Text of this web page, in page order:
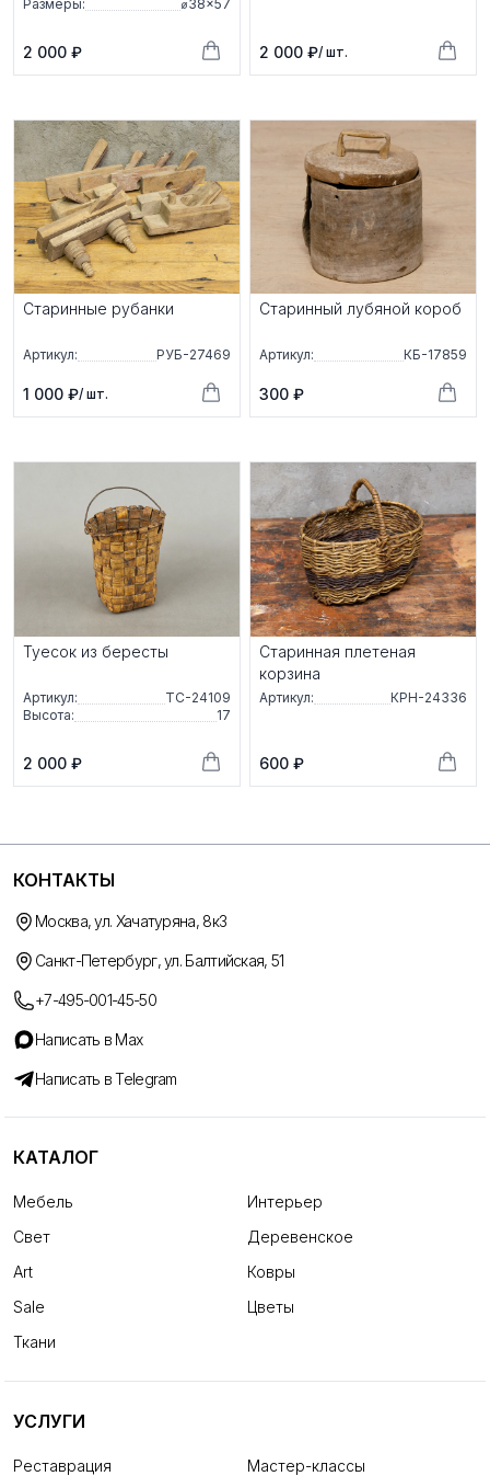
Размеры:
⌀38×57
2 000 ₽ 2 000 ₽/ шт.
Старинные рубанки
Артикул: РУБ-27469
1 000 ₽/ шт.
Старинный лубяной короб
Артикул: КБ-17859
300 ₽
Туесок из бересты
Артикул:
ТС-24109
Высота:
17
2 000 ₽
Старинная плетеная
корзина
Артикул: КРН-24336
600 ₽
КОНТАКТЫ
Москва, ул. Хачатуряна, 8к3
Санкт-Петербург, ул. Балтийская, 51
+7-495-001-45-50
Написать в Max
Написать в Telegram
КАТАЛОГ
Мебель
Интерьер
Свет
Деревенское
Art
Ковры
Sale
Цветы
Ткани
УСЛУГИ
Реставрация Мастер-классы